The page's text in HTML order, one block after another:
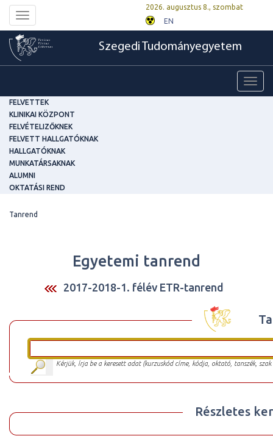
Toggle
navigation
2026. augusztus 8., szombat
EN
Szegedi Tudományegyetem
FELVETTEK
KLINIKAI KÖZPONT
FELVÉTELIZŐKNEK
FELVETT HALLGATÓKNAK
HALLGATÓKNAK
MUNKATÁRSAKNAK
ALUMNI
OKTATÁSI REND
Tanrend
Egyetemi tanrend
2017-2018-1. félév ETR-tanrend
Kérjük, írja be a keresett adat (kurzuskód címe, kódja, oktató, tanszék,
Részletes